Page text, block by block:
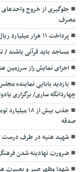
جلوگیری از خروج واحدهای
مصرف
پرداخت ۱۱ هزار میلیارد ریال از مطالبات گندم کاران مازندرانی
مساجد باید قرآنی باشند /
اجرای نمایش راز سرزمین
بازدید بابایی نماینده
چهاردانگه ساری/ برگزاری یادواره ۳۵ شهید والا مقام
صدقه
شهید هنیه در طرف درست
ضرورت نهادینه شدن
شهدا مظهر صبر و بصیرت